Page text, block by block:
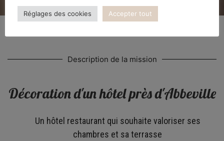
Description de la mission
Décoration d'un hôtel près d'Abbeville
Un hôtel restaurant qui souhaite valoriser ses
chambres et sa terrasse
Réglages des cookies Accepter tout